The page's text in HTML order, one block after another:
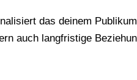
das deinem
auch langfristige